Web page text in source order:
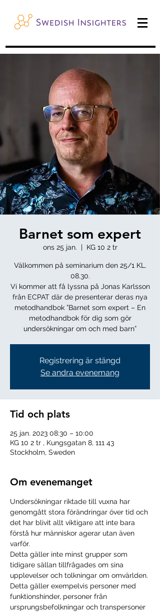
Barnet som expert
ons 25 jan.
  |
KG 10 2 tr
Välkommen på seminarium den 25/1 KL.
08.30.
Vi kommer att få lyssna på Jonas Karlsson
från ECPAT där de presenterar deras nya
metodhandbok ”Barnet som expert – En
metodhandbok för dig som gör
undersökningar om och med barn”
Registrering är stängd
Se andra evenemang
Tid och plats
25 jan. 2023 08:30 – 10:00
KG 10 2 tr , Kungsgatan 8, 111 43
Stockholm, Sweden
Om evenemanget
Undersökningar riktade till vuxna har
genomgått stora förändringar över tid och
det har blivit allt viktigare att inte bara
förstå hur människor agerar utan även
varför.
Detta gäller inte minst grupper som
tidigare sällan tillfrågades om sina
upplevelser och tolkningar om omvärlden.
Detta gäller exempelvis personer med
funktionshinder, personer från
ursprungsbefolkningar och transpersoner